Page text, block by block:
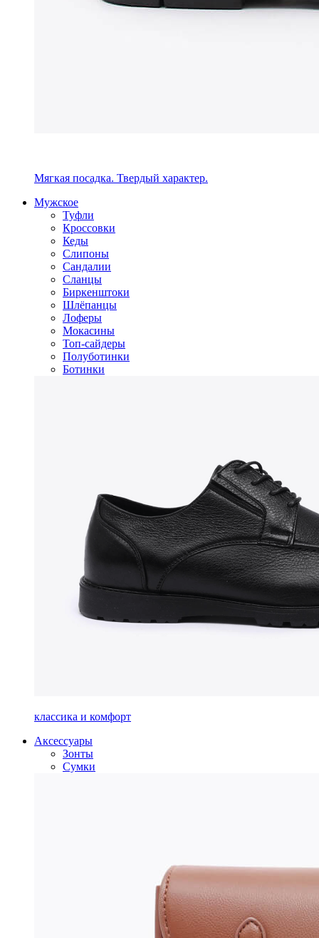
Мягкая посадка. Твердый характер.
Мужское
Туфли
Кроссовки
Кеды
Слипоны
Сандалии
Сланцы
Биркенштоки
Шлёпанцы
Лоферы
Мокасины
Топ-сайдеры
Полуботинки
Ботинки
классика и комфорт
Аксессуары
Зонты
Сумки